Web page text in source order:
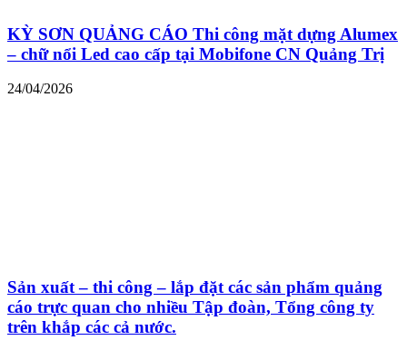
KỲ SƠN QUẢNG CÁO Thi công mặt dựng Alumex
– chữ nổi Led cao cấp tại Mobifone CN Quảng Trị
24/04/2026
Sản xuất – thi công – lắp đặt các sản phẩm quảng
cáo trực quan cho nhiều Tập đoàn, Tổng công ty
trên khắp các cả nước.